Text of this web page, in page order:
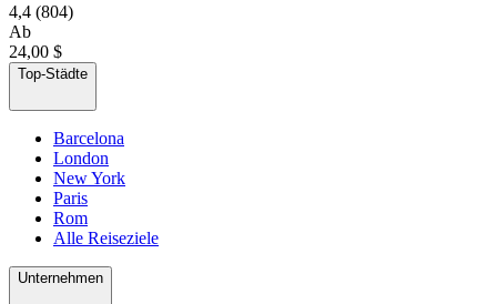
4,4 (804)
Ab
24,00 $
Top-Städte
Barcelona
London
New York
Paris
Rom
Alle Reiseziele
Unternehmen